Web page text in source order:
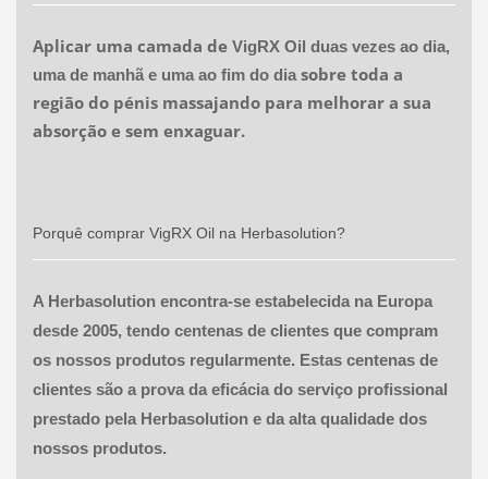
Aplicar uma camada de VigRX Oil duas vezes ao dia,
uma de manhã e uma ao fim do diasobre toda a
região do pénis massajando para melhorar a sua
absorção e sem enxaguar.
Porquê comprar VigRX Oil na Herbasolution?
A Herbasolution encontra-se estabelecida na Europa
desde 2005, tendo centenas de clientes que compram
os nossos produtos regularmente. Estas centenas de
clientes são a prova da eficácia do serviço profissional
prestado pela Herbasolution e da alta qualidade dos
nossos produtos.